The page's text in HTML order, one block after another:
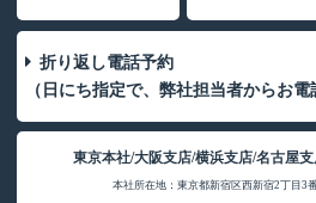
折り返し電話予約
（日にち指定で、弊社担当者からお電
東京本社/大阪支店/横浜支店/名古屋
本社所在地：東京都新宿区西新宿2丁目3